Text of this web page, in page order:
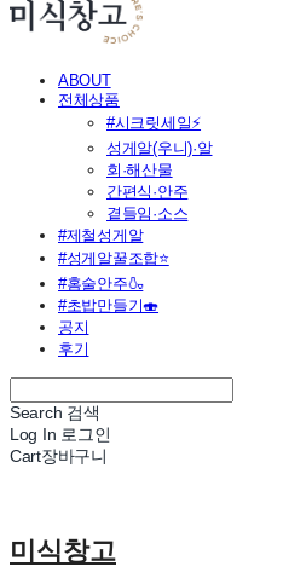
ABOUT
전체상품
#시크릿세일⚡
성게알(우니)·알
회·해산물
간편식·안주
곁들임·소스
#제철성게알
#성게알꿀조합⭐
#홈술안주🍶
#초밥만들기🍣
공지
후기
Search 검색
Log In 로그인
Cart장바구니
미식창고